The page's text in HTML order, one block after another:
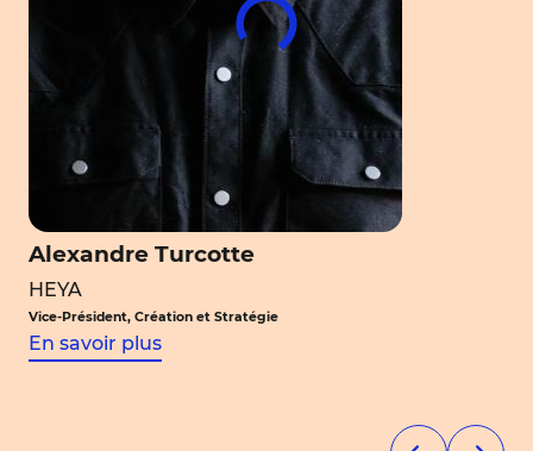
Alexandre Turcotte
HEYA
Vice-Président, Création et Stratégie
En savoir plus